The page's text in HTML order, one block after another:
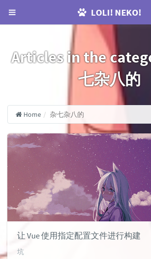
LOLI! NEKO!
Articles in the
七杂八的
Home 杂七杂八的
让 Vue 使用指定配置文件进行构建
坑